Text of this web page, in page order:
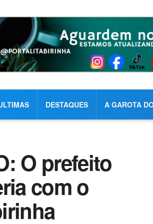
DESTAQUES A GAROTA
O prefeito
com o